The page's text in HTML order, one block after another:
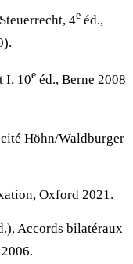
4e éd.,
I, 10e éd., Berne 2008
Höhn/Waldburger
Oxford 2021.
Accords bilatéraux